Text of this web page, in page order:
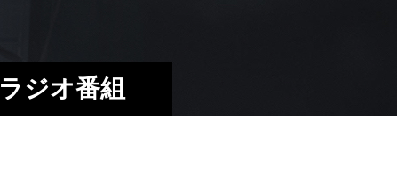
ラジオ番組